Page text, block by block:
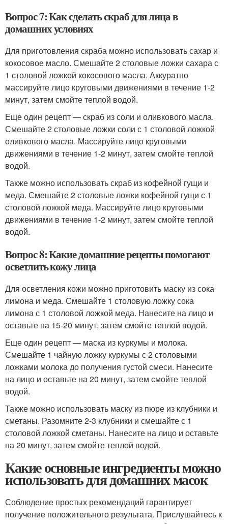
Вопрос 7: Как сделать скраб для лица в
домашних условиях
Для приготовления скраба можно использовать сахар и
кокосовое масло. Смешайте 2 столовые ложки сахара с
1 столовой ложкой кокосового масла. Аккуратно
массируйте лицо круговыми движениями в течение 1-2
минут, затем смойте теплой водой.
Еще один рецепт — скраб из соли и оливкового масла.
Смешайте 2 столовые ложки соли с 1 столовой ложкой
оливкового масла. Массируйте лицо круговыми
движениями в течение 1-2 минут, затем смойте теплой
водой.
Также можно использовать скраб из кофейной гущи и
меда. Смешайте 2 столовые ложки кофейной гущи с 1
столовой ложкой меда. Массируйте лицо круговыми
движениями в течение 1-2 минут, затем смойте теплой
водой.
Вопрос 8: Какие домашние рецепты помогают
осветлить кожу лица
Для осветления кожи можно приготовить маску из сока
лимона и меда. Смешайте 1 столовую ложку сока
лимона с 1 столовой ложкой меда. Нанесите на лицо и
оставьте на 15-20 минут, затем смойте теплой водой.
Еще один рецепт — маска из куркумы и молока.
Смешайте 1 чайную ложку куркумы с 2 столовыми
ложками молока до получения густой смеси. Нанесите
на лицо и оставьте на 20 минут, затем смойте теплой
водой.
Также можно использовать маску из пюре из клубники и
сметаны. Разомните 2-3 клубники и смешайте с 1
столовой ложкой сметаны. Нанесите на лицо и оставьте
на 20 минут, затем смойте теплой водой.
Какие основные ингредиенты можно
использовать для домашних масок
Соблюдение простых рекомендаций гарантирует
получение положительного результата. Прислушайтесь к